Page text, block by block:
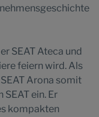
SEAT Ateca und
feiern wird. Als
Arona somit
ein. Er
kompakten